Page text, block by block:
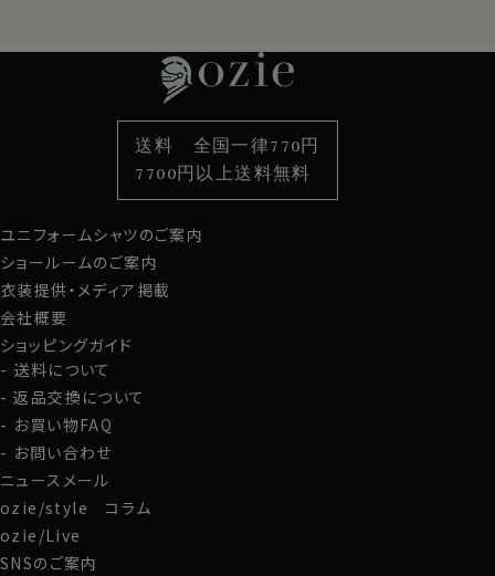
プレミアムコットン＝スーピマ綿120番手双糸+トーマス
メイソン（THOMAS MAISON）社製の高級生地を使用し
た、ポケット無しのレギュラーカラー ダブルカフスシャ
大事な商談で身を引き締めたいとき、記念日に身につけ
る1枚として、正式なフォーマルシーンで着用するシャツ
として、ご自身で着用の場合はもちろんのこと、プレゼント
としても喜ばれることうけあいです！
＜お手入れについて＞
超細番手の繊細で上質な生地を使用しているため、でき
る限り40度程度のぬるま湯でできるだけ手洗いでのお
洗濯をおすすめいたします。
洗濯機内での摩擦を避けることにより、素材が長持ちい
たします。
アイロンがけに関してですが、糸が細くなればなるほど
着心地は良くなりますが、小じわを伸ばすのに、通常の綿
100％より時間がかかります。
高番手生地の特性としてご容赦くださいませ。
袖・カフス型から選ぶ
色から選ぶ
柄から選ぶ
スタイルから選ぶ
カジュアルシャツ
定番シャツ
カフスボタン
サスペンダー
財布・名刺入れ
バッグ
ストール・マフラー
グローブ
ユニフォームシャツのご案内
ショールームのご案内
衣装提供・メディア掲載
会社概要
ショッピングガイド
送料について
返品交換について
お買い物FAQ
お問い合わせ
ニュースメール
ozie/style コラム
ozie/Live
SNSのご案内
送料 全国一律770円
7700円以上送料無料